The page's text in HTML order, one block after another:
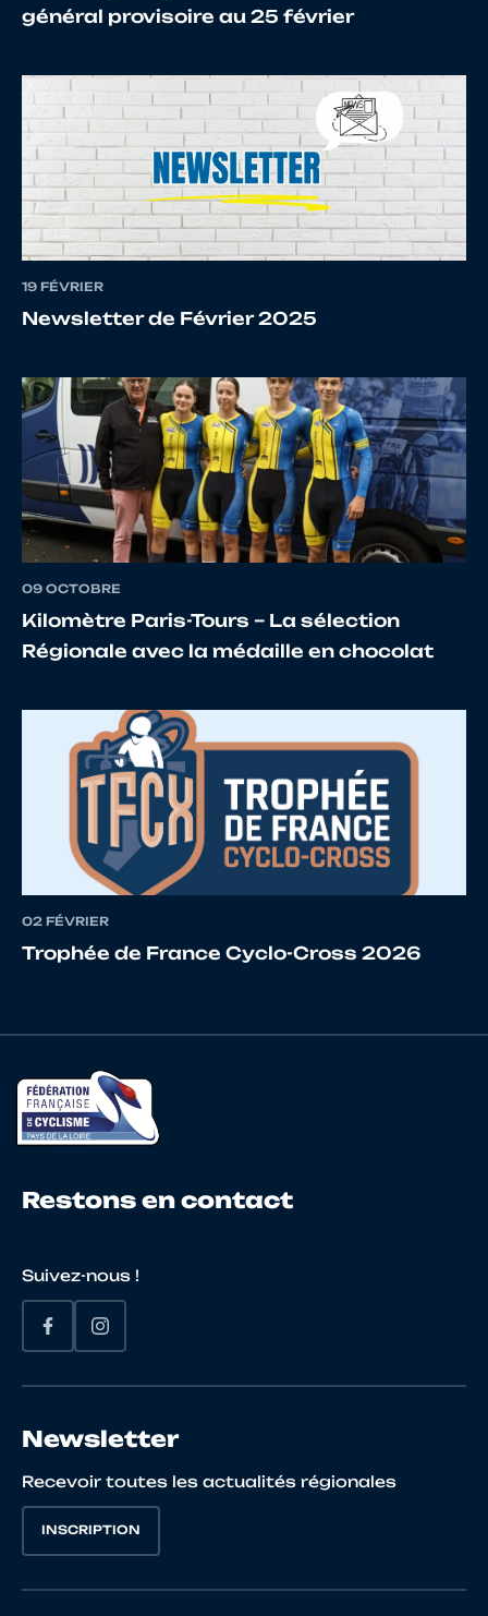
11 10079460764 REBILLARD Enzo
12
13 10145978819 FACHINETTI Marco
14 10026099549 CANTET Simon
10069341947 PERRON Tony
10129213478 CAPY
19 10068097317
20 10091270920 HEMMERLE
général provisoire au 25 février
19 FÉVRIER
Newsletter de Février 2025
09 OCTOBRE
Kilomètre Paris-Tours – La sélection
Régionale avec la médaille en chocolat
02 FÉVRIER
Trophée de France Cyclo-Cross 2026
Restons en contact
Suivez-nous !
Newsletter
Recevoir toutes les actualités régionales
INSCRIPTION